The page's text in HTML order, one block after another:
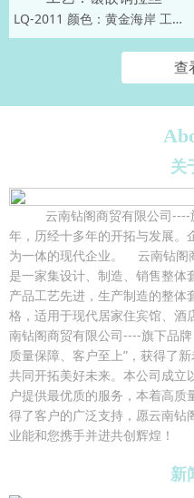
LQ-2011 颜色：黄金海岸 工艺：镶嵌铜拉丝
查
关
云南钻阁商贸有限公司----
年，历经十多年的开拓与发展。
为一体的现代企业。 云南钻阁
是一家集设计、制造、销售整体
产品工艺先进，生产制造的整
格，适用于现代居家住宾馆、
南钻阁商贸有限公司----旗下品牌
质量保障、客户至上”，获得了
共同开拓美好未来。本公司成立
户提供最优质的服务，本着高
得了客户的广泛支持，愿云南钻
业能和您携手并进共创辉煌！
新